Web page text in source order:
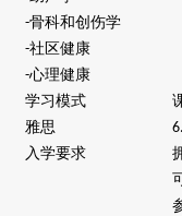
-骨科和创伤学
-社区健康
-心理健康
学习模式
雅思
入学要求